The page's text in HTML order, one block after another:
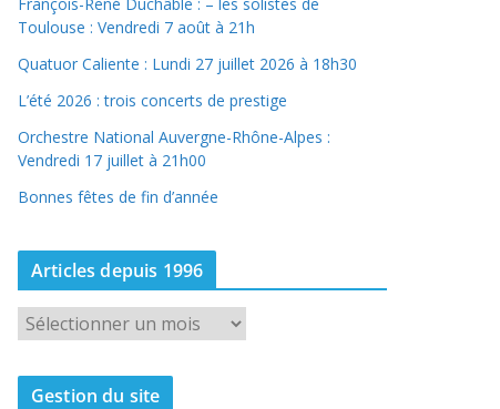
Toulouse : Vendredi 7 août à 21h
Quatuor Caliente : Lundi 27 juillet 2026 à 18h30
L’été 2026 : trois concerts de prestige
Orchestre National Auvergne-Rhône-Alpes :
Vendredi 17 juillet à 21h00
Bonnes fêtes de fin d’année
Articles depuis 1996
r
t
Gestion du site